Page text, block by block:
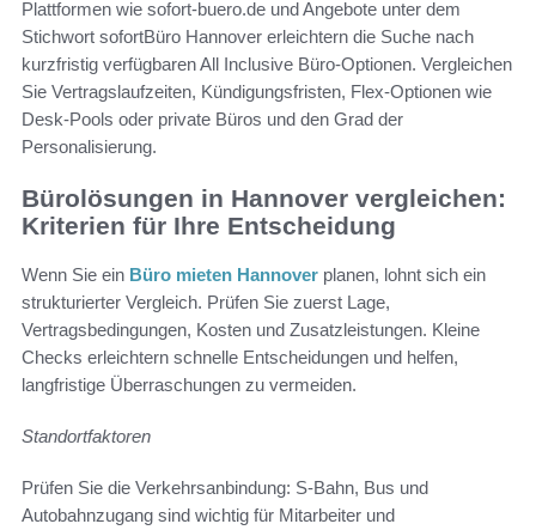
Plattformen wie sofort-buero.de und Angebote unter dem
Stichwort sofortBüro Hannover erleichtern die Suche nach
kurzfristig verfügbaren All Inclusive Büro-Optionen. Vergleichen
Sie Vertragslaufzeiten, Kündigungsfristen, Flex-Optionen wie
Desk-Pools oder private Büros und den Grad der
Personalisierung.
Bürolösungen in Hannover vergleichen:
Kriterien für Ihre Entscheidung
Wenn Sie ein Büro mieten Hannover planen, lohnt sich ein
strukturierter Vergleich. Prüfen Sie zuerst Lage,
Vertragsbedingungen, Kosten und Zusatzleistungen. Kleine
Checks erleichtern schnelle Entscheidungen und helfen,
langfristige Überraschungen zu vermeiden.
Standortfaktoren
Prüfen Sie die Verkehrsanbindung: S-Bahn, Bus und
Autobahnzugang sind wichtig für Mitarbeiter und